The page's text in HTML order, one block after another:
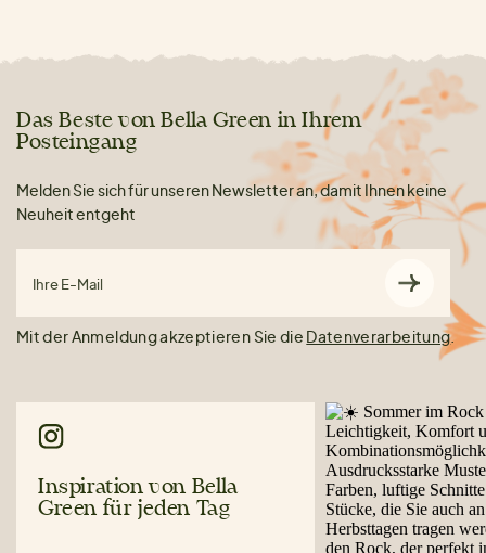
Das Beste von Bella Green in Ihrem
Posteingang
Melden Sie sich für unseren Newsletter an, damit Ihnen keine
Neuheit entgeht
Ihre E-Mail
Mit der Anmeldung akzeptieren Sie die Datenverarbeitung.
Inspiration von Bella
Green für jeden Tag